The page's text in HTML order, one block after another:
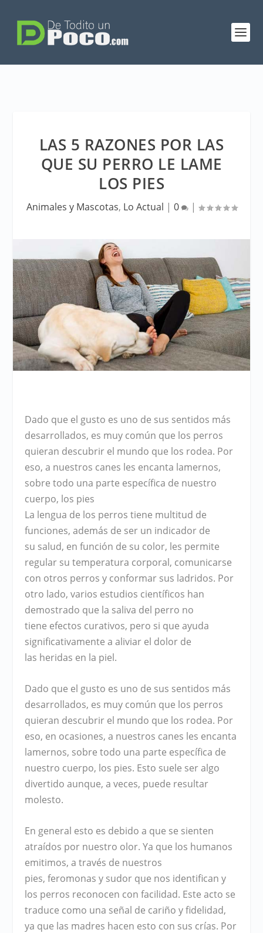
LAS 5 RAZONES POR LAS
QUE SU PERRO LE LAME
LOS PIES
Animales y Mascotas, Lo Actual | 0 |
Dado que el gusto es uno de sus sentidos más
desarrollados, es muy común que los perros
quieran descubrir el mundo que los rodea. Por
eso, a nuestros canes les encanta lamernos,
sobre todo una parte específica de nuestro
cuerpo, los pies
La lengua de los perros tiene multitud de
funciones, además de ser un indicador de
su salud, en función de su color, les permite
regular sutemperatura corporal, comunicarse
con otros perros y conformar sus ladridos. Por
otro lado, varios estudios científicos han
demostrado que la saliva del perro no
tiene efectos curativos, pero si que ayuda
significativamente aaliviar el dolor de
las heridas en la piel.
Dado que el gusto es uno de sus sentidos más
desarrollados, es muy común que los perros
quieran descubrir el mundo que los rodea. Por
eso, en ocasiones, a nuestros canes les encanta
lamernos, sobre todo una parte específica de
nuestro cuerpo, los pies. Esto suele ser algo
divertido aunque, a veces, puede resultar
molesto.
En general esto es debido a que se sienten
atraídos por nuestro olor. Ya que los humanos
emitimos, a través de nuestros
pies,feromonasy sudor que nos identifican y
los perros reconocen con facilidad. Este acto se
traduce como una señal de cariñoyfidelidad,
ya que las madres hacen esto con sus crías. Por